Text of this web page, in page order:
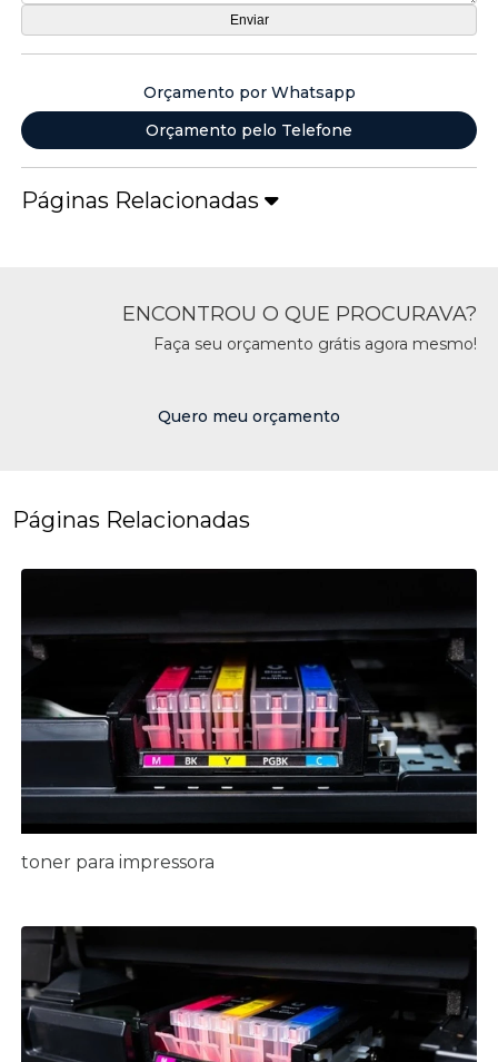
Orçamento por Whatsapp
Orçamento pelo Telefone
Páginas Relacionadas
ENCONTROU O QUE PROCURAVA?
Faça seu orçamento grátis agora mesmo!
Quero meu orçamento
Páginas Relacionadas
toner para impressora